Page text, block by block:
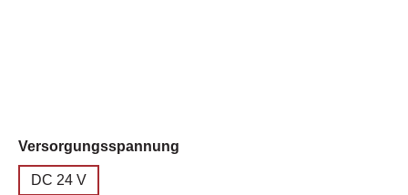
Versorgungsspannung
DC 24 V